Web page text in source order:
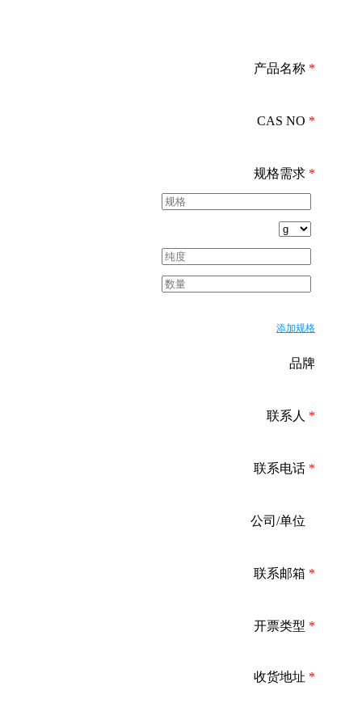
产品名称 *
CAS NO *
规格需求 *
添加规格
品牌
联系人 *
联系电话 *
公司/单位
联系邮箱 *
开票类型 *
收货地址 *